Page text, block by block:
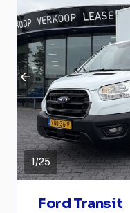
1/25
Ford Transit